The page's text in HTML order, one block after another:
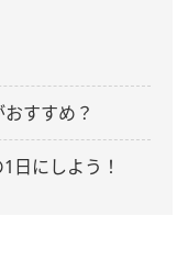
すすめ？
日にしよう！